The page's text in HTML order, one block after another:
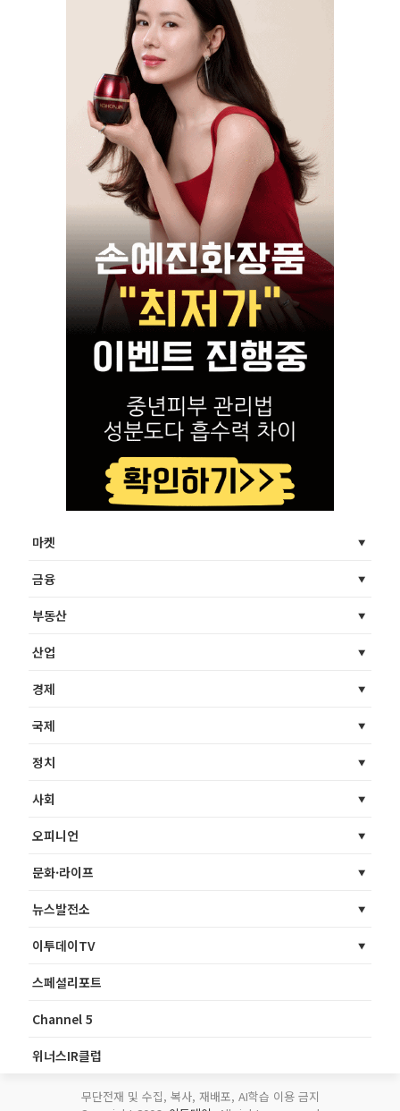
마켓
금융
부동산
산업
경제
국제
정치
사회
오피니언
문화·라이프
뉴스발전소
이투데이TV
스페셜리포트
Channel 5
위너스IR클럽
무단전재 및 수집, 복사, 재배포, AI학습 이용 금지